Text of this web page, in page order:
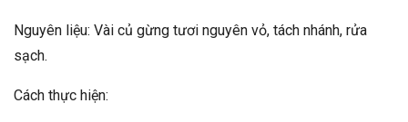
Nguyên liệu: Vài củ gừng tươi nguyên vỏ, tách nhánh, rửa
sạch.
Cách thực hiện: